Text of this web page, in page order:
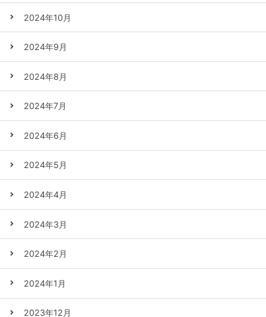
2024年10月
2024年9月
2024年8月
2024年7月
2024年6月
2024年5月
2024年4月
2024年3月
2024年2月
2024年1月
2023年12月